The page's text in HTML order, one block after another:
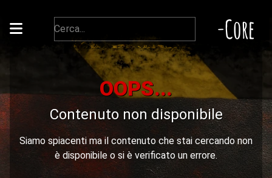
-Core
OOPS...
Contenuto non disponibile
Siamo spiacenti ma il contenuto che stai cercando non
è disponibile o si è verificato un errore.